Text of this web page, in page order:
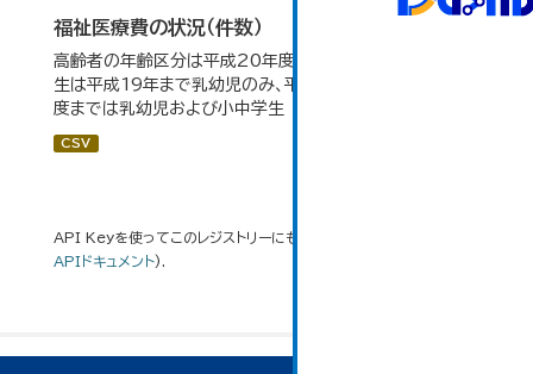
福祉医療費の状況（件数）
高齢者の年齢区分は平成20年度から変更 乳幼児・小中高
生は平成19年まで乳幼児のみ、平成20年度から令和元年
度までは乳幼児および小中学生
CSV
API Keyを使ってこのレジストリーにもアクセス可能です
APIドキュメント).